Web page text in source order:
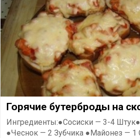
​Горячие бутерброды на
Ингредиенты:●Сосиски — 3-4
●Чеснок — 2 Зубчика ●Майонез — 1